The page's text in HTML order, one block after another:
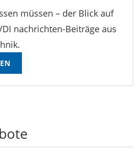
müssen – der Blick auf
nachrichten-Beiträge aus